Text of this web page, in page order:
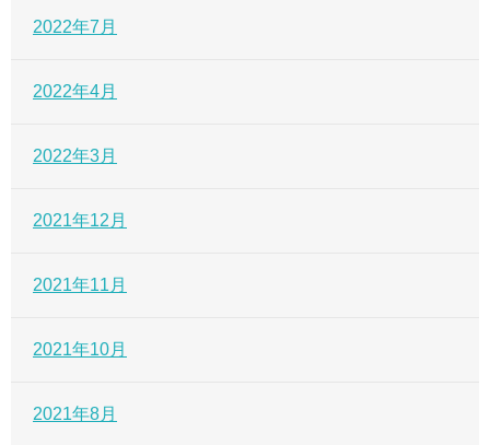
2022年7月
2022年4月
2022年3月
2021年12月
2021年11月
2021年10月
2021年8月